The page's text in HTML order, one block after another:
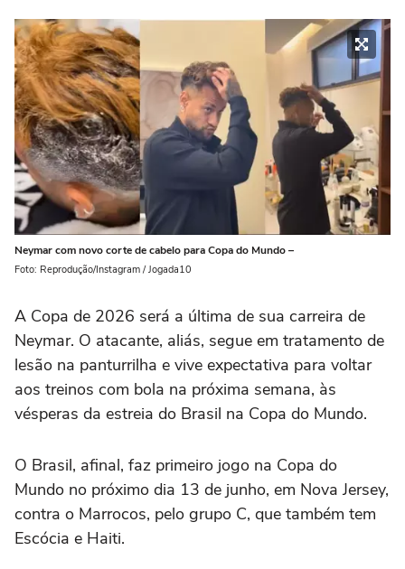
Neymar com novo corte de cabelo para Copa do Mundo –
Foto: Reprodução/Instagram / Jogada10
A Copa de 2026 será a última de sua carreira de
Neymar. O atacante, aliás, segue em tratamento de
lesão na panturrilha e vive expectativa para voltar
aos treinos com bola na próxima semana, às
vésperas da estreia do Brasil na Copa do Mundo.
O Brasil, afinal, faz primeiro jogo na Copa do
Mundo no próximo dia 13 de junho, em Nova Jersey,
contra o Marrocos, pelo grupo C, que também tem
Escócia e Haiti.